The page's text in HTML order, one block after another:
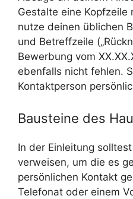
Gestalte eine
nutze deinen üblichen
und Betreffzeile
Bewerbung vom
ebenfalls nicht fehlen.
Kontaktperson
Bausteine des
In der Einleitung
verweisen, um die es
persönlichen Kontakt
Telefonat oder einem